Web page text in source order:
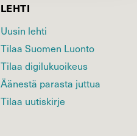
LEHTI
Uusin lehti
Tilaa Suomen Luonto
Tilaa digilukuoikeus
Äänestä parasta juttua
Tilaa uutiskirje